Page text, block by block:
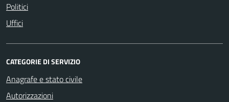
Politici
Uffici
CATEGORIE DI SERVIZIO
Anagrafe e stato civile
Autorizzazioni